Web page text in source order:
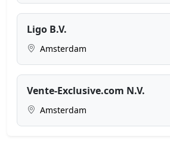
Ligo B.V.
Amsterdam
Vente-Exclusive.com N.V.
Amsterdam